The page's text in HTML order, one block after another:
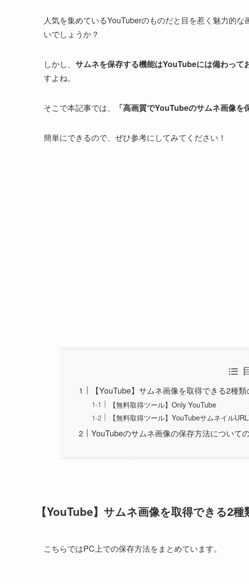
人気を集めているYouTuberのものだと目を惹く魅力的
いでしょうか？
しかし、 サムネを保存する機能はYouTubeには備わって
すよね。
そこで本記事では、 「高画質でYouTubeのサムネ画像を
簡単にできるので、ぜひ参考にしてみてください！
【YouTube】サムネ画像を取得できる2種
【無料取得ツール】Only YouTube
【無料取得ツール】YouTubeサムネイル
YouTubeのサムネ画像の保存方法について
【YouTube】サムネ画像を取得できる2
こちらではPC上での保存方法をまとめています。